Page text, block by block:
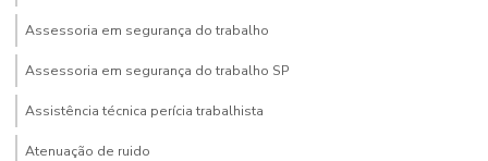
Assessoria em segurança do trabalho
Assessoria em segurança do trabalho SP
Assistência técnica perícia trabalhista
Atenuação de ruido